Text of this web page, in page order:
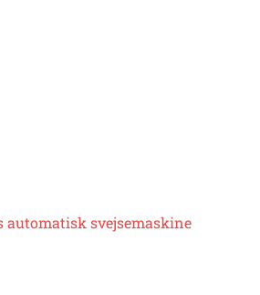
automatisk svejsemaskine